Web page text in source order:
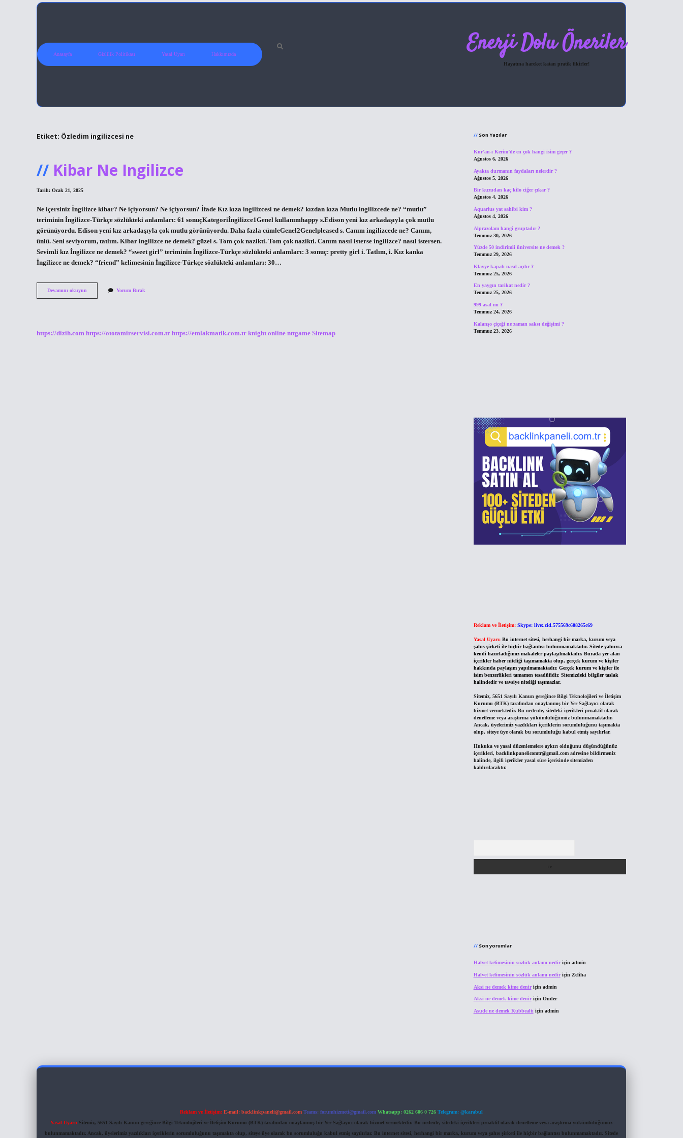
Anasayfa Gizlilik Politikası Yasal Uyarı Hakkımızda Enerji Dolu Öneriler
Hayatına hareket katan pratik fikirler!
Etiket: Özledim ingilizcesi ne
Kibar Ne Ingilizce
Tarih: Ocak 21, 2025
Ne içersiniz İngilizce kibar? Ne içiyorsun? Ne içiyorsun? İfade Kız kıza ingilizcesi ne demek? kızdan kıza Mutlu ingilizcede ne? “mutlu”
teriminin İngilizce-Türkçe sözlükteki anlamları: 61 sonuçKategoriİngilizce1Genel kullanımhappy s.Edison yeni kız arkadaşıyla çok mutlu
görünüyordu. Edison yeni kız arkadaşıyla çok mutlu görünüyordu. Daha fazla cümleGenel2Genelpleased s. Canım ingilizcede ne? Canım,
ünlü. Seni seviyorum, tatlım. Kibar ingilizce ne demek? güzel s. Tom çok nazikti. Tom çok nazikti. Canım nasıl isterse ingilizce? nasıl istersen.
Sevimli kız İngilizce ne demek? “sweet girl” teriminin İngilizce-Türkçe sözlükteki anlamları: 3 sonuç: pretty girl i. Tatlım, i. Kız kanka
İngilizce ne demek? “friend” kelimesinin İngilizce-Türkçe sözlükteki anlamları: 30…
Devamını okuyun
Ne
Yorum Bırak
https://dizih.com https://ototamirservisi.com.tr https://emlakmatik.com.tr knight online nttgame Sitemap
Son Yazılar
Kur’an-ı Kerim’de en çok hangi isim geçer ?
Ağustos 6, 2026
Ayakta durmanın faydaları nelerdir ?
Ağustos 5, 2026
Bir kuzudan kaç kilo ciğer çıkar ?
Ağustos 4, 2026
Aquarius yat sahibi kim ?
Ağustos 4, 2026
Alprazolam hangi gruptadır ?
Temmuz 30, 2026
Yüzde 50 indirimli üniversite ne demek ?
Temmuz 29, 2026
Klavye kapalı nasıl açılır ?
Temmuz 25, 2026
En yaygın tarikat nedir ?
Temmuz 25, 2026
999 asal mı ?
Temmuz 24, 2026
Kalanşo çiçeği ne zaman saksı değişimi ?
Temmuz 23, 2026
Reklam ve İletişim: Skype: live:.cid.575569c608265c69
Yasal Uyarı: Bu internet sitesi, herhangi bir marka, kurum veya
şahıs şirketi ile hiçbir bağlantısı bulunmamaktadır. Sitede yalnızca
kendi hazırladığımız makaleler paylaşılmaktadır. Burada yer alan
içerikler haber niteliği taşımamakta olup, gerçek kurum ve kişiler
hakkında paylaşım yapılmamaktadır. Gerçek kurum ve kişiler ile
isim benzerlikleri tamamen tesadüfidir. Sitemizdeki bilgiler taslak
halindedir ve tavsiye niteliği taşımazlar.
Sitemiz, 5651 Sayılı Kanun gereğince Bilgi Teknolojileri ve İletişim
Kurumu (BTK) tarafından onaylanmış bir Yer Sağlayıcı olarak
hizmet vermektedir. Bu nedenle, sitedeki içerikleri proaktif olarak
denetleme veya araştırma yükümlülüğümüz bulunmamaktadır.
Ancak, üyelerimiz yazdıkları içeriklerin sorumluluğunu taşımakta
olup, siteye üye olarak bu sorumluluğu kabul etmiş sayılırlar.
Hukuka ve yasal düzenlemelere aykırı olduğunu düşündüğünüz
içerikleri, backlinkpanelicomtr@gmail.comadresine bildirmeniz
halinde, ilgili içerikler yasal süre içerisinde sitemizden
kaldırılacaktır.
Son yorumlar
Halvet kelimesinin sözlük anlamı nediriçin admin
Halvet kelimesinin sözlük anlamı nediriçin Zeliha
Aksi ne demek kime deniriçin admin
Aksi ne demek kime deniriçin Önder
Asude ne demek Kubbealtı için admin
Reklam ve İletişim: E-mail: backlinkpaneli@gmail.com Teams: forumhizmeti@gmail.com Whatsapp: 0262 606 0 726 Telegram: @karabul
Yasal Uyarı: Sitemiz, 5651 Sayılı Kanun gereğince Bilgi Teknolojileri ve İletişim Kurumu (BTK) tarafından onaylanmış bir Yer Sağlayıcı olarak hizmet vermektedir. Bu nedenle, sitedeki içerikleri proaktif olarak denetleme veya araştırma yükümlülüğümüz
bulunmamaktadır. Ancak, üyelerimiz yazdıkları içeriklerin sorumluluğunu taşımakta olup, siteye üye olarak bu sorumluluğu kabul etmiş sayılırlar. Bu internet sitesi, herhangi bir marka, kurum veya şahıs şirketi ile hiçbir bağlantısı bulunmamaktadır. Sitede